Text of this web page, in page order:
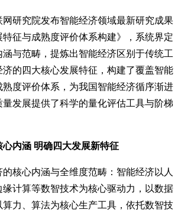
研究院发布智能经济领域最新研究成果
征与成熟度评价体系构建》，系统界定
与范畴，提炼出智能经济区别于传统工
的四大核心发展特征，构建了覆盖智能
度评价体系，为我国智能经济循序渐进
发展提供了科学的量化评估工具与阶梯
内涵 明确四大发展新特征
核心内涵与全维度范畴：智能经济以人
计算等数智技术为核心驱动力，以数据
力、算法为核心生产工具，依托数智技